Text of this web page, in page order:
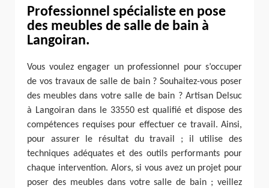
Professionnel spécialiste en pose
des meubles de salle de bain à
Langoiran.
Vous voulez engager un professionnel pour s’occuper
de vos travaux de salle de bain ? Souhaitez-vous poser
des meubles dans votre salle de bain ? Artisan Delsuc
à Langoiran dans le 33550 est qualifié et dispose des
compétences requises pour effectuer ce travail. Ainsi,
pour assurer le résultat du travail ; il utilise des
techniques adéquates et des outils performants pour
chaque intervention. Alors, si vous avez un projet pour
poser des meubles dans votre salle de bain ; veillez